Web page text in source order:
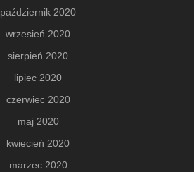
październik 2020
wrzesień 2020
sierpień 2020
lipiec 2020
czerwiec 2020
maj 2020
kwiecień 2020
marzec 2020